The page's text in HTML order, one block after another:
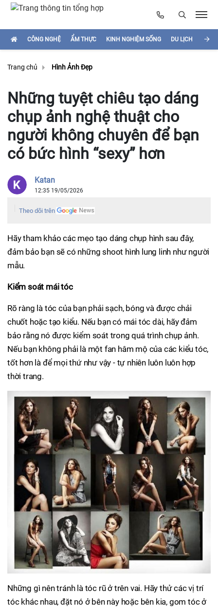
CÔNG NGHỆ ẨM THỰC KINH NGHIỆM SỐNG DU LỊCH
Trang chủ Hình Ảnh Đẹp
Những tuyệt chiêu tạo dáng
chụp ảnh nghệ thuật cho
người không chuyên để bạn
có bức hình “sexy” hơn
Katan
12:35 19/05/2026
Theo dõi trên
Hãy tham khảo các mẹo tạo dáng chụp hình sau đây,
đảm bảo bạn sẽ có những shoot hình lung linh như người
mẫu.
Kiểm soát mái tóc
Rõ ràng là tóc của bạn phải sạch, bóng và được chải
chuốt hoặc tạo kiểu. Nếu bạn có mái tóc dài, hãy đảm
bảo rằng nó được kiểm soát trong quá trình chụp ảnh.
Nếu bạn không phải là một fan hâm mộ của các kiểu tóc,
tốt hơn là để mọi thứ như vậy - tự nhiên luôn luôn hợp
thời trang.
Những gì nên tránh là tóc rũ ở trên vai. Hãy thử các vị trí
tóc khác nhau, đặt nó ở bên này hoặc bên kia, gom tóc ở